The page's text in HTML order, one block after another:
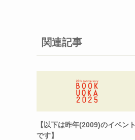
関連記事
【以下は昨年(2009)のイベント
です】